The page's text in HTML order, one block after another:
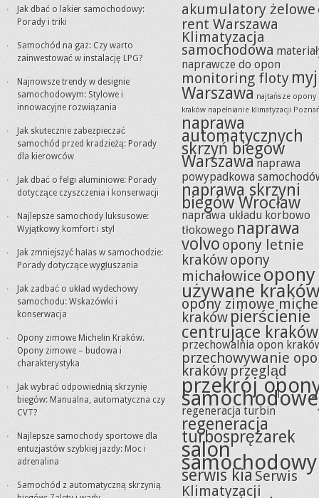
Jak dbać o lakier samochodowy:
Porady i triki
Samochód na gaz: Czy warto
zainwestować w instalację LPG?
Najnowsze trendy w designie
samochodowym: Stylowe i
innowacyjne rozwiązania
Jak skutecznie zabezpieczać
samochód przed kradzieżą: Porady
dla kierowców
Jak dbać o felgi aluminiowe: Porady
dotyczące czyszczenia i konserwacji
Najlepsze samochody luksusowe:
Wyjątkowy komfort i styl
Jak zmniejszyć hałas w samochodzie:
Porady dotyczące wygłuszania
Jak zadbać o układ wydechowy
samochodu: Wskazówki i
konserwacja
Opony zimowe Michelin Kraków.
Opony zimowe – budowa i
charakterystyka
Jak wybrać odpowiednią skrzynię
biegów: Manualna, automatyczna czy
CVT?
Najlepsze samochody sportowe dla
entuzjastów szybkiej jazdy: Moc i
adrenalina
Samochód z automatyczną skrzynią
akumulatory żelowe
rent Warszawa
Klimatyzacja
samochodowa
naprawcze do opon
monitoring floty
Warszawa najtańsze opony
kraków napełnianie klimatyzacji
naprawa
automatycznych
skrzyń biegów
Warszawa naprawa
powypadkowa
naprawa skrzyni
biegów Wrocław
naprawa układu korbowo
tłokowego naprawa
volvoopony letnie
krakówopony
michałowiceopony
używane
opony zimowe
kraków pierścienie
centrujące kraków
przechowalnia opon
przechowywanie
kraków przegląd
przekrój
regeneracja turbin
regeneracja
turbosprężarek
salon
samochodowy
serwis kiaSerwis
Klimatyzacji